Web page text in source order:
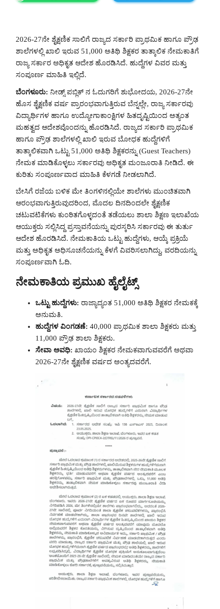
2026-27ನೇ ಶೈಕ್ಷಣಿಕ ಸಾಲಿಗೆ ರಾಜ್ಯದ ಸರ್ಕಾರಿ ಪ್ರಾಥಮಿಕ ಹಾಗೂ ಪ್ರೌಢ
ಶಾಲೆಗಳಲ್ಲಿ ಖಾಲಿ ಇರುವ 51,000 ಅತಿಥಿ ಶಿಕ್ಷಕರ ತಾತ್ಕಾಲಿಕ ನೇಮಕಾತಿಗೆ
ರಾಜ್ಯ ಸರ್ಕಾರ ಅಧಿಕೃತ ಆದೇಶ ಹೊರಡಿಸಿದೆ. ಹುದ್ದೆಗಳ ವಿವರ ಮತ್ತು
ಸಂಪೂರ್ಣ ಮಾಹಿತಿ ಇಲ್ಲಿದೆ.
ಬೆಂಗಳೂರು: ನೀಡ್ಸ್ ಪಬ್ಲಿಕ್ ನ ಓದುಗರಿಗೆ ಶುಭೋದಯ, 2026-27ನೇ
ಹೊಸ ಶೈಕ್ಷಣಿಕ ವರ್ಷ ಪ್ರಾರಂಭವಾಗುತ್ತಿರುವ ಬೆನ್ನಲ್ಲೇ, ರಾಜ್ಯ ಸರ್ಕಾರವು
ವಿದ್ಯಾರ್ಥಿಗಳ ಹಾಗೂ ಉದ್ಯೋಗಾಕಾಂಕ್ಷಿಗಳ ಹಿತದೃಷ್ಟಿಯಿಂದ ಅತ್ಯಂತ
ಮಹತ್ವದ ಆದೇಶವೊಂದನ್ನು ಹೊರಡಿಸಿದೆ. ರಾಜ್ಯದ ಸರ್ಕಾರಿ ಪ್ರಾಥಮಿಕ
ಹಾಗೂ ಪ್ರೌಢ ಶಾಲೆಗಳಲ್ಲಿ ಖಾಲಿ ಇರುವ ಬೋಧಕ ಹುದ್ದೆಗಳಿಗೆ
ತಾತ್ಕಾಲಿಕವಾಗಿ ಒಟ್ಟು 51,000 ಅತಿಥಿ ಶಿಕ್ಷಕರನ್ನು (Guest Teachers)
ನೇಮಕ ಮಾಡಿಕೊಳ್ಳಲು ಸರ್ಕಾರವು ಅಧಿಕೃತ ಮಂಜೂರಾತಿ ನೀಡಿದೆ. ಈ
ಕುರಿತು ಸಂಪೂರ್ಣವಾದ ಮಾಹಿತಿ ಕೆಳಗಡೆ ನೀಡಲಾಗಿದೆ.
ಬೇಸಿಗೆ ರಜೆಯ ಬಳಿಕ ಮೇ ತಿಂಗಳಿನಲ್ಲಿಯೇ ಶಾಲೆಗಳು ಮುಂಚಿತವಾಗಿ
ಆರಂಭವಾಗುತ್ತಿರುವುದರಿಂದ, ಮೊದಲ ದಿನದಿಂದಲೇ ಶೈಕ್ಷಣಿಕ
ಚಟುವಟಿಕೆಗಳು ಕುಂಠಿತಗೊಳ್ಳದಂತೆ ತಡೆಯಲು ಶಾಲಾ ಶಿಕ್ಷಣ ಇಲಾಖೆಯ
ಆಯುಕ್ತರು ಸಲ್ಲಿಸಿದ್ದ ಪ್ರಸ್ತಾವನೆಯನ್ನು ಪುರಸ್ಕರಿಸಿ ಸರ್ಕಾರವು ಈ ತುರ್ತು
ಆದೇಶ ಹೊರಡಿಸಿದೆ. ನೇಮಕಾತಿಯ ಒಟ್ಟು ಹುದ್ದೆಗಳು, ಆಯ್ಕೆ ಪ್ರಕ್ರಿಯೆ
ಮತ್ತು ಅಧಿಕೃತ ಅಧಿಸೂಚನೆಯನ್ನು ಕೆಳಗೆ ವಿವರಿಸಲಾಗಿದ್ದು, ವರದಿಯನ್ನು
ಸಂಪೂರ್ಣವಾಗಿ ಓದಿ.
ನೇಮಕಾತಿಯ ಪ್ರಮುಖ ಹೈಲೈಟ್ಸ್
ಒಟ್ಟು ಹುದ್ದೆಗಳು: ರಾಜ್ಯಾದ್ಯಂತ 51,000 ಅತಿಥಿ ಶಿಕ್ಷಕರ ನೇಮಕಕ್ಕೆ
ಅನುಮತಿ.
ಹುದ್ದೆಗಳ ವಿಂಗಡಣೆ: 40,000 ಪ್ರಾಥಮಿಕ ಶಾಲಾ ಶಿಕ್ಷಕರು ಮತ್ತು
11,000 ಪ್ರೌಢ ಶಾಲಾ ಶಿಕ್ಷಕರು.
ಸೇವಾ ಅವಧಿ: ಖಾಯಂ ಶಿಕ್ಷಕರ ನೇಮಕವಾಗುವವರೆಗೆ ಅಥವಾ
2026-27ನೇ ಶೈಕ್ಷಣಿಕ ವರ್ಷದ ಅಂತ್ಯದವರೆಗೆ.